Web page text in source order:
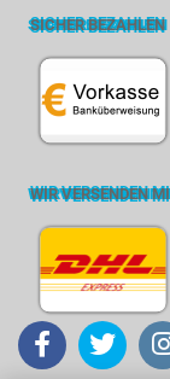
SICHER BEZAHLEN
WIR VERSENDEN